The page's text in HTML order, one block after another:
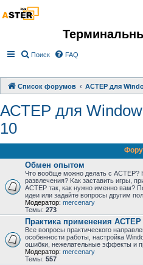
Поиск FAQ
Список форумов АСТЕР для
АСТЕР для
10
Обмен опытом
Что вообще можно делать с АСТЕР?
развлечения? Kак заставить игры,
АСТЕР так, как нужно именно вам?
идеи или задайте вопросы другим
Модератор: mercenary
Темы: 273
Практика применения АСТЕР
Все вопросы практического
особенности работы, настройка
ошибки, нежелательные эффекты и
Модератор: mercenary
Темы: 557